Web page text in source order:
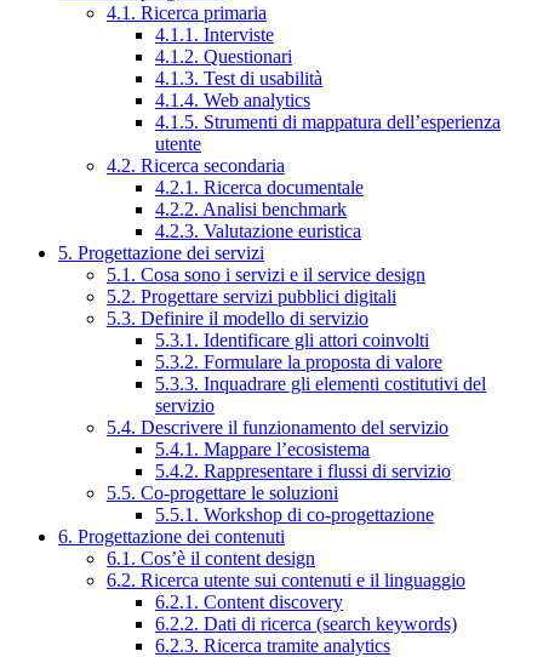
4.1. Ricerca primaria
4.1.1. Interviste
4.1.2. Questionari
4.1.3. Test di usabilità
4.1.4. Web analytics
4.1.5. Strumenti di mappatura dell’esperienza
utente
4.2. Ricerca secondaria
4.2.1. Ricerca documentale
4.2.2. Analisi benchmark
4.2.3. Valutazione euristica
5. Progettazione dei servizi
5.1. Cosa sono i servizi e il service design
5.2. Progettare servizi pubblici digitali
5.3. Definire il modello di servizio
5.3.1. Identificare gli attori coinvolti
5.3.2. Formulare la proposta di valore
5.3.3. Inquadrare gli elementi costitutivi del
servizio
5.4. Descrivere il funzionamento del servizio
5.4.1. Mappare l’ecosistema
5.4.2. Rappresentare i flussi di servizio
5.5. Co-progettare le soluzioni
5.5.1. Workshop di co-progettazione
6. Progettazione dei contenuti
6.1. Cos’è il content design
6.2. Ricerca utente sui contenuti e il linguaggio
6.2.1. Content discovery
6.2.2. Dati di ricerca (search keywords)
6.2.3. Ricerca tramite analytics